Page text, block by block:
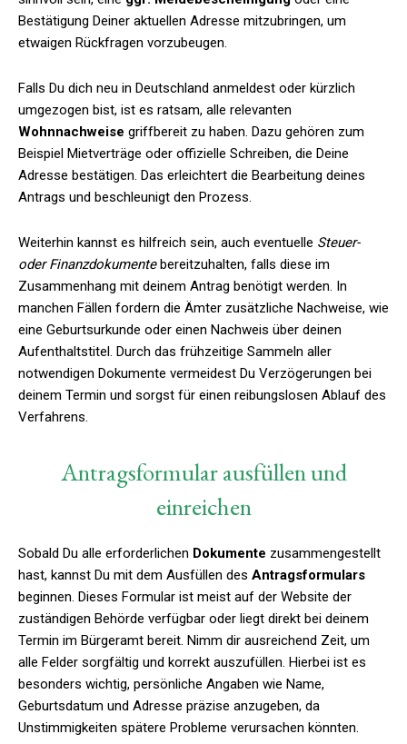
Bestätigung Deiner aktuellen Adresse mitzubringen, um
etwaigen Rückfragen vorzubeugen.
Falls Du dich neu in Deutschland anmeldest oder kürzlich
umgezogen bist, ist es ratsam, alle relevanten
Wohnnachweise griffbereit zu haben. Dazu gehören zum
Beispiel Mietverträge oder offizielle Schreiben, die Deine
Adresse bestätigen. Das erleichtert die Bearbeitung deines
Antrags und beschleunigt den Prozess.
Weiterhin kannst es hilfreich sein, auch eventuelle Steuer-
oder Finanzdokumentebereitzuhalten, falls diese im
Zusammenhang mit deinem Antrag benötigt werden. In
manchen Fällen fordern die Ämter zusätzliche Nachweise, wie
eine Geburtsurkunde oder einen Nachweis über deinen
Aufenthaltstitel. Durch das frühzeitige Sammeln aller
notwendigen Dokumente vermeidest Du Verzögerungen bei
deinem Termin und sorgst für einen reibungslosen Ablauf des
Verfahrens.
Antragsformular ausfüllen und
einreichen
Sobald Du alle erforderlichen Dokumente zusammengestellt
hast, kannst Du mit dem Ausfüllen des Antragsformulars
beginnen. Dieses Formular ist meist auf der Website der
zuständigen Behörde verfügbar oder liegt direkt bei deinem
Termin im Bürgeramt bereit. Nimm dir ausreichend Zeit, um
alle Felder sorgfältig und korrekt auszufüllen. Hierbei ist es
besonders wichtig, persönliche Angaben wie Name,
Geburtsdatum und Adresse präzise anzugeben, da
Unstimmigkeiten spätere Probleme verursachen könnten.